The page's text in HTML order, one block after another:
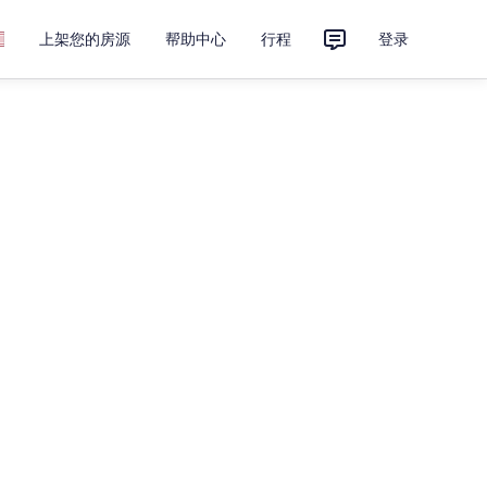
上架您的房源 帮助中心 行程 登录